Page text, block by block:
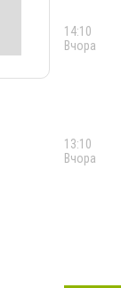
14:10
Вчора
13:10
Вчора